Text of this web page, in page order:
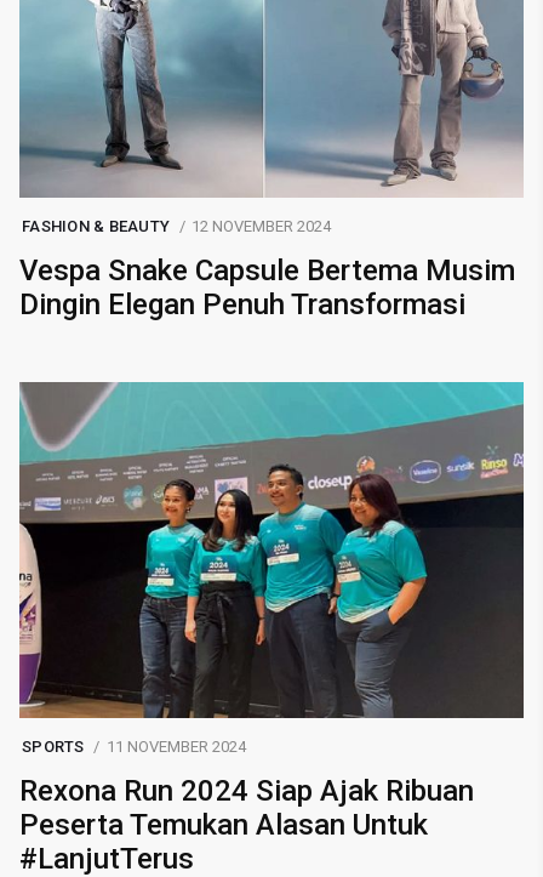
FASHION & BEAUTY 12 NOVEMBER 2024
Vespa Snake Capsule Bertema Musim
Dingin Elegan Penuh Transformasi
SPORTS 11 NOVEMBER 2024
Rexona Run 2024 Siap Ajak Ribuan
Peserta Temukan Alasan Untuk
#LanjutTerus